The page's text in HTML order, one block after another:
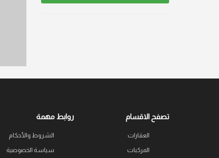
تصفح الاقسام
العقارات
المركبات
روابط مهمة
الشروط والأحكام
سياسة الخصوصية